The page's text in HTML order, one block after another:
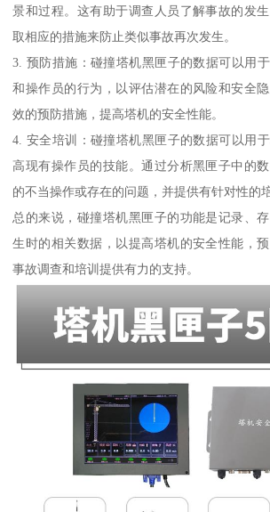
景和过程。这有助于调查人员了解事故的发
取相应的措施来防止类似事故再次发生。
3. 预防措施：碰撞塔机黑匣子的数据可以用
和操作员的行为，以评估潜在的风险和安全
效的预防措施，提高塔机的安全性能。
4. 安全培训：碰撞塔机黑匣子的数据可以用
高现有操作员的技能。通过分析黑匣子中的
的不当操作或存在的问题，并提供有针对性的
总的来说，碰撞塔机黑匣子的功能是记录、
生时的相关数据，以提高塔机的安全性能，
事故调查和培训提供有力的支持。